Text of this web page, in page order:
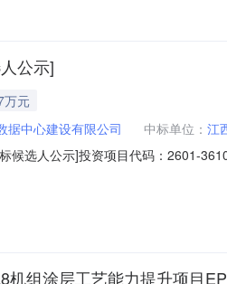
公示]
万元
据中心建设有限公司 中标单位： 江
候选人公示]投资项目代码：2601-
EPC）工程地址抚州市抚州高新技
机组涂层工艺能力提升项目